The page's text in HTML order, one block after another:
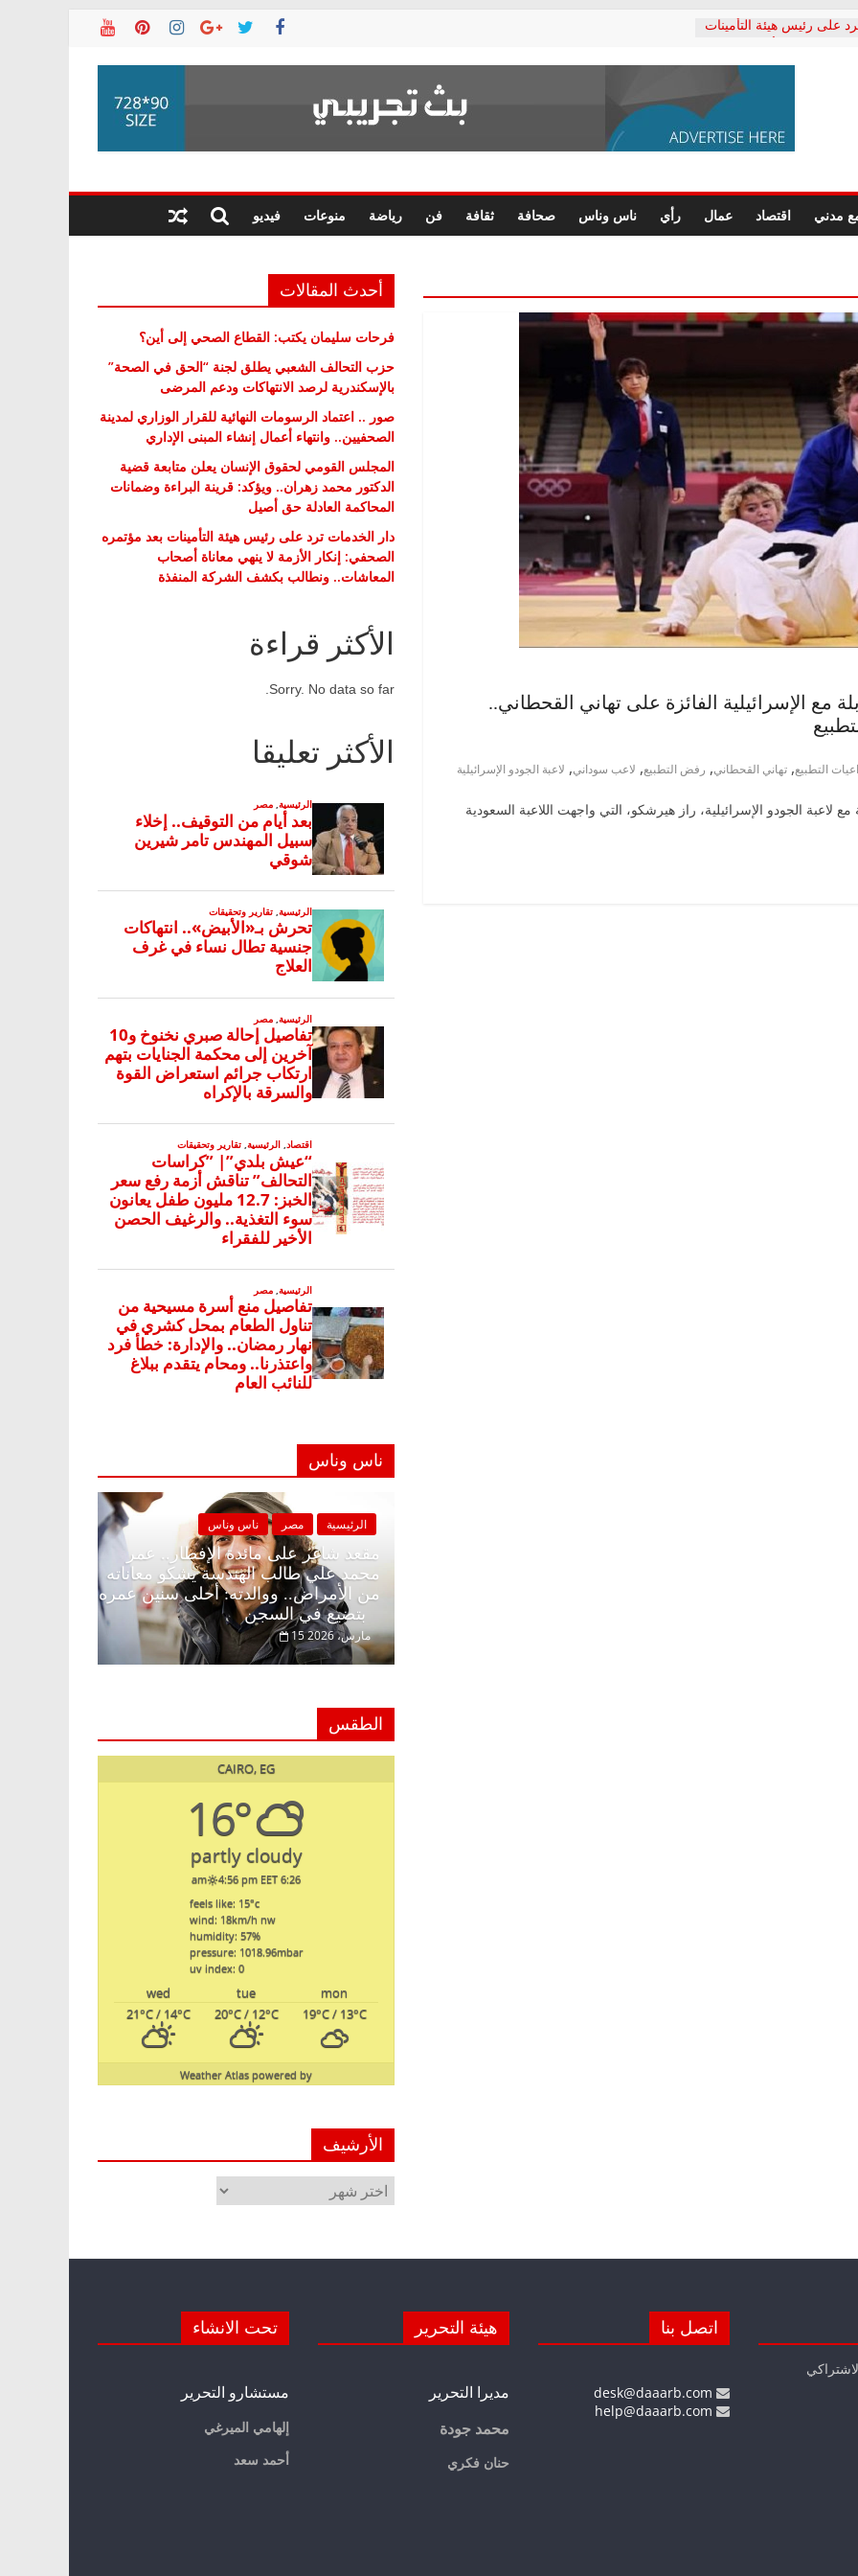
على رئيس هيئة التأمينات
المعاشات.. ونطالب بكشف
يكتب: القطاع الصحي إلى
الشعبي يطلق لجنة “الحق
النهائية للقرار
الصحفيين.. وانتهاء أعمال
المحاكمة العادلة
مدني اقتصاد عمال رأي ناس وناس صحافة ثقافة فن رياضة منوعات فيديو
مع الإسرائيلية الفائزة على تهاني القحطاني..
التطبيع, تهاني القحطاني, رفض التطبيع, لاعب سوداني, لاعبة الجودو الإسرائيلية
لاعبة الجودو الإسرائيلية، راز هيرشكو، التي واجهت اللاعبة السعودية
أحدث المقالات
فرحات سليمان يكتب: القطاع الصحي إلى أين؟
حزب التحالف الشعبي يطلق لجنة “الحق في الصحة”
بالإسكندرية لرصد الانتهاكات ودعم المرضى
صور .. اعتماد الرسومات النهائية للقرار الوزاري لمدينة
الصحفيين.. وانتهاء أعمال إنشاء المبنى الإداري
المجلس القومي لحقوق الإنسان يعلن متابعة قضية
الدكتور محمد زهران.. ويؤكد: قرينة البراءة وضمانات
المحاكمة العادلة حق أصيل
دار الخدمات ترد على رئيس هيئة التأمينات بعد مؤتمره
الصحفي: إنكار الأزمة لا ينهي معاناة أصحاب
المعاشات.. ونطالب بكشف الشركة المنفذة
الأكثر قراءة
Sorry. No data so far.
الأكثر تعليقا
ناس وناس
الرئيسية مصر ناس وناس
مقعد شاغر على مائدة الإفطار.. عمر
محمد علي طالب الهندسة يشكو
من الأمراض.. ووالدته: أحلى سنين
بتضيع في السجن
15 مارس، 2026
مقعد شاغر على الإفطار وبلكونة بلا زينة
رمضان.. د. عبدالخالق فاروق خبير
اقتصادي في انتظار حلم الحرية ولمة
الطقس
CAIRO, EG
16°
partly cloudy
6:26 am
4:56 pm EET
feels like: 15°c
wind: 18km/h nw
humidity: 57%
pressure: 1018.96mbar
uv index: 0
mon
tue
wed
19°C/ 13°C
20°C/ 12°C
21°C/ 14°C
powered by
Weather Atlas
الأرشيف
الأرشيف
اتصل بنا هيئة التحرير
مديرا التحرير
محمد جودة
حنان فكري
تحت الانشاء
مستشارو التحرير
إلهامي الميرغي
أحمد سعد